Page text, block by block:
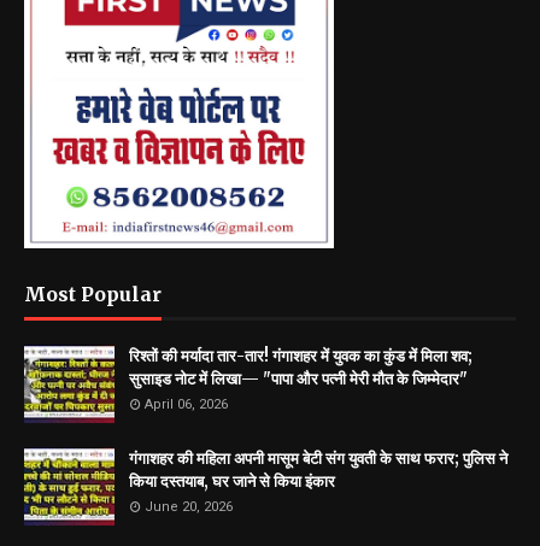
Most Popular
रिश्तों की मर्यादा तार-तार! गंगाशहर में युवक का कुंड में मिला शव;
सुसाइड नोट में लिखा— "पापा और पत्नी मेरी मौत के जिम्मेदार"
April 06, 2026
गंगाशहर की महिला अपनी मासूम बेटी संग युवती के साथ फरार; पुलिस ने
किया दस्तयाब, घर जाने से किया इंकार
June 20, 2026